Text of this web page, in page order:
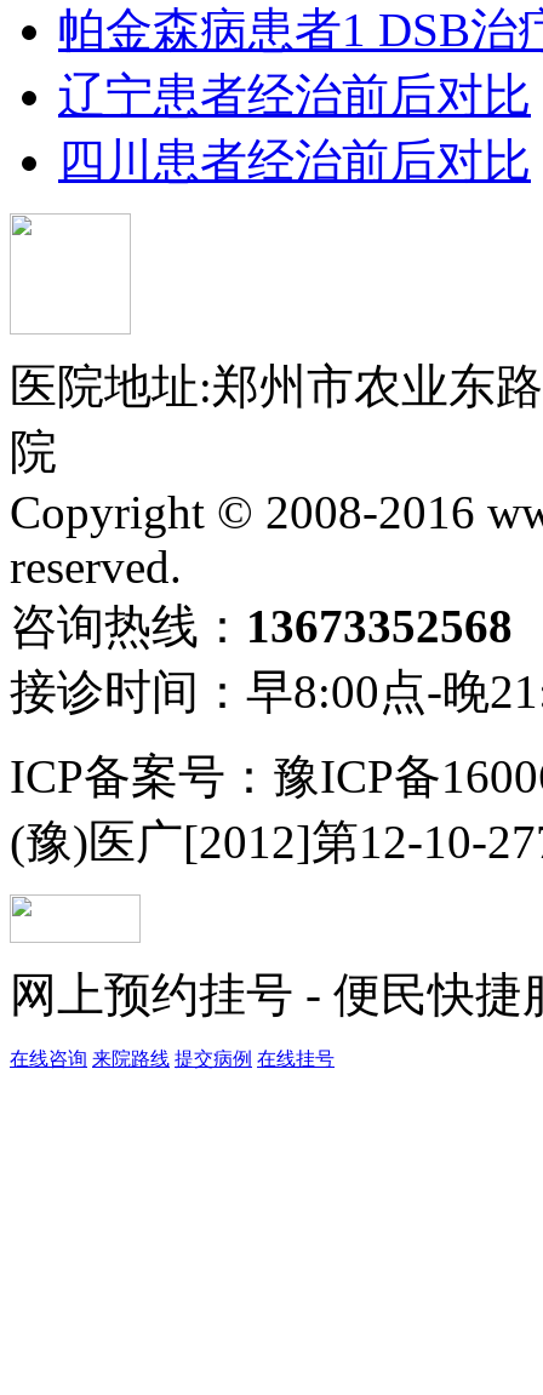
帕金森病患者1 DSB治
辽宁患者经治前后对比
四川患者经治前后对比
医院地址:郑州市农业东
院
Copyright © 2008-2016
reserved.
咨询热线： 13673352568
接诊时间：早8:00点-晚
ICP备案号：豫ICP备
(豫)医广[2012]第12-10-
网上预约挂号 - 便民快捷
在线咨询 来院路线 提交病例 在线挂号